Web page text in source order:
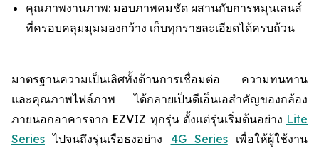
คุณภาพงานภาพ: มอบภาพคมชัด ผสานกับการหมุนเลนส์
ที่ครอบคลุมมุมมองกว้าง เก็บทุกรายละเอียดได้ครบถ้วน
มาตรฐานความเป็นเลิศทั้งด้านการเชื่อมต่อ ความทนทาน
และคุณภาพไฟล์ภาพ ได้กลายเป็นดีเอ็นเอสำคัญของกล้อง
ภายนอกอาคารจาก EZVIZ ทุกรุ่น ตั้งแต่รุ่นเริ่มต้นอย่าง Lite
Series ไปจนถึงรุ่นเรือธงอย่าง 4G Seriesเพื่อให้ผู้ใช้งาน